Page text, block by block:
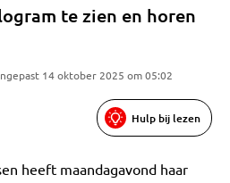
te zien en horen
14 oktober 2025 om 05:02
Hulp bij lezen
heeft maandagavond haar